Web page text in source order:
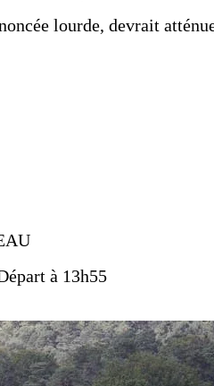
lourde, devrait
à 13h55